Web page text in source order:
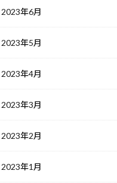
2023年6月
2023年5月
2023年4月
2023年3月
2023年2月
2023年1月